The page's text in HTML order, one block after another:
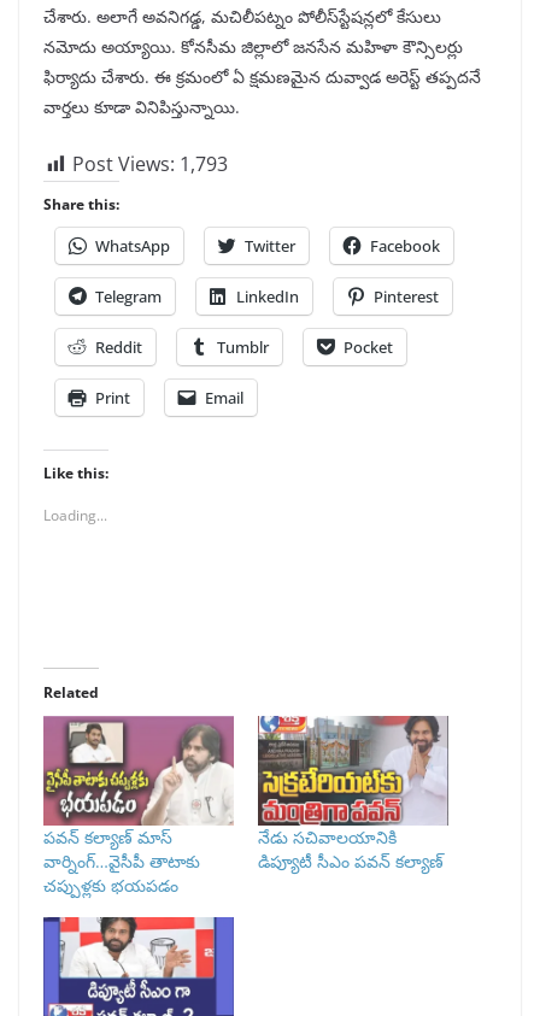
చేశారు. అలాగే అవనిగడ్డ, మచిలీపట్నం పోలీస్‌స్టేషన్లలో కేసులు
నమోదు అయ్యాయి. కోనసీమ జిల్లాలో జనసేన మహిళా కౌన్సిలర్లు
ఫిర్యాదు చేశారు. ఈ క్రమంలో ఏ క్షమణమైన దువ్వాడ అరెస్ట్ తప్పదనే
వార్తలు కూడా వినిపిస్తున్నాయి.
Post Views: 1,793
Share this:
WhatsApp Twitter Facebook
Telegram LinkedIn Pinterest
Reddit Tumblr Pocket
Print Email
Like this:
Loading...
Related
పవన్‌ కల్యాణ్ మాస్
వార్నింగ్…వైసీపీ తాటాకు
చప్పుళ్లకు భయపడం
నేడు సచివాలయానికి
డిప్యూటీ సీఎం పవన్‌ కల్యాణ్‌